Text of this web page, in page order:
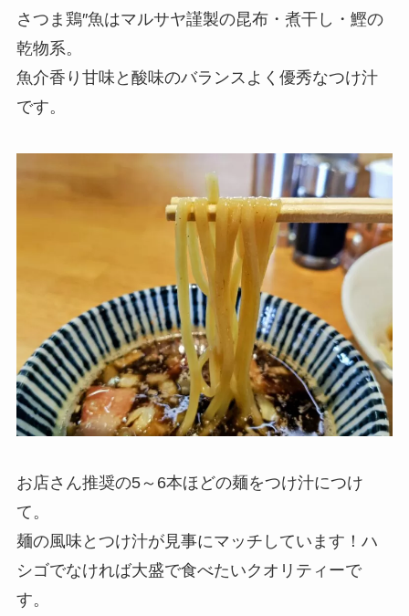
さつま鶏″魚はマルサヤ謹製の昆布・煮干し・鰹の
乾物系。
魚介香り甘味と酸味のバランスよく優秀なつけ汁
です。
お店さん推奨の5～6本ほどの麺をつけ汁につけ
て。
麺の風味とつけ汁が見事にマッチしています！ハ
シゴでなければ大盛で食べたいクオリティーで
す。